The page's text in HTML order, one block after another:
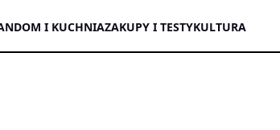
DOM I KUCHNIAZAKUPY I TESTYKULTURA